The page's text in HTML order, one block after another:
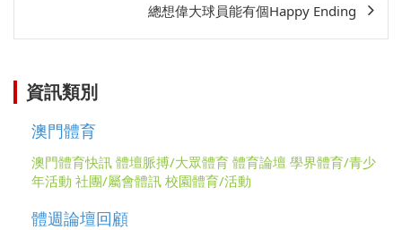
總想偉大球員能有個Happy Ending
資訊類別
澳門體育
澳門體育快訊 體壇脈搏/大眾體育 體育論壇 學界體育/青少
年活動 社團/屬會體訊 校園體育/活動
體週論壇回顧